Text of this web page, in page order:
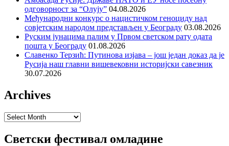
одговорност за “Олују” 04.08.2026
Међународни конкурс о нацистичком геноциду над
совјетским народом представљен у Београду 03.08.2026
Руским јунацима палим у Првом светском рату одата
пошта у Београду 01.08.2026
Славенко Терзић: Путинова изјава – још један доказ да је
Русија наш главни вишевековни историјски савезник
30.07.2026
Archives
Archives
Светски фестивал омладине